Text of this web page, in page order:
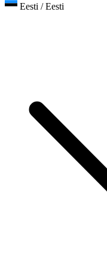
Eesti / Eesti